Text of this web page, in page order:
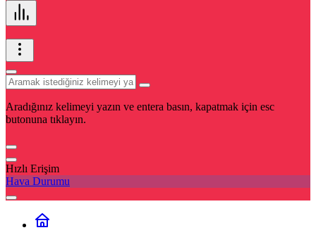
Aradığınız kelimeyi yazın ve entera basın, kapatmak için esc
butonuna tıklayın.
Hızlı Erişim
Hava Durumu